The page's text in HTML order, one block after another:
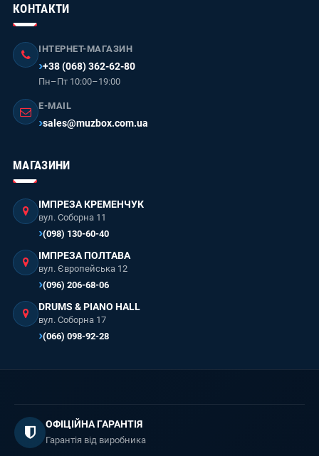
КОНТАКТИ
ІНТЕРНЕТ-МАГАЗИН
+38 (068) 362-62-80
Пн–Пт 10:00–19:00
E-MAIL
sales@muzbox.com.ua
МАГАЗИНИ
ІМПРЕЗА КРЕМЕНЧУК
вул. Соборна 11
(098) 130-60-40
ІМПРЕЗА ПОЛТАВА
вул. Європейська 12
(096) 206-68-06
DRUMS & PIANO HALL
вул. Соборна 17
(066) 098-92-28
ОФІЦІЙНА ГАРАНТІЯ
Гарантія від виробника